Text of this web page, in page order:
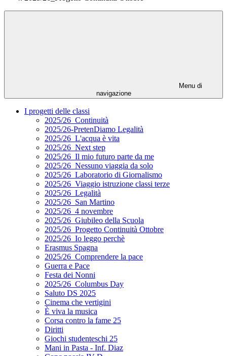
Menu di
navigazione
I progetti delle classi
2025/26_Continuità
2025/26-PretenDiamo Legalità
2025/26_L'acqua è vita
2025/26_Next step
2025/26_Il mio futuro parte da me
2025/26_Nessuno viaggia da solo
2025/26_Laboratorio di Giornalismo
2025/26_Viaggio istruzione classi terze
2025/26_Legalità
2025/26_San Martino
2025/26_4 novembre
2025/26_Giubileo della Scuola
2025/26_Progetto Continuità Ottobre
2025/26_Io leggo perchè
Erasmus Spagna
2025/26_Comprendere la pace
Guerra e Pace
Festa dei Nonni
2025/26_Columbus Day
Saluto DS 2025
Cinema che vertigini
È viva la musica
Corsa contro la fame 25
Diritti
Giochi studenteschi 25
Mani in Pasta - Inf. Diaz